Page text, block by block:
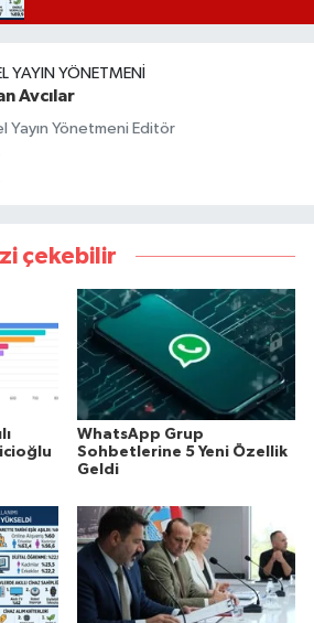
YAYIN YÖNETMENI
Avcılar
Yayın Yönetmeni Editör
çekebilir
WhatsApp Grup
Sohbetlerine 5 Yeni Özellik
Geldi